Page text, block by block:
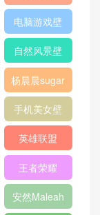
电脑游戏壁
纸
自然风景壁
纸
杨晨晨sugar
手机美女壁
纸
英雄联盟
王者荣耀
安然Maleah